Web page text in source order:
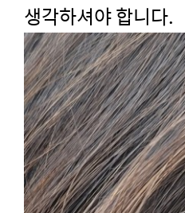
생각하셔야 합니다.